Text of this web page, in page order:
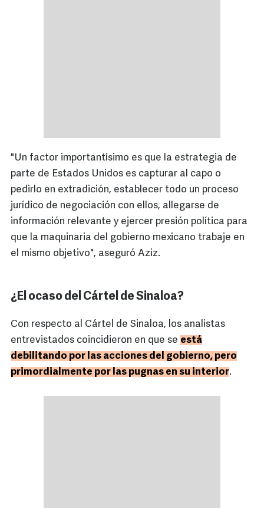
"Un factor importantísimo es que la estrategia de
parte de Estados Unidos es capturar al capo o
pedirlo en extradición, establecer todo un proceso
jurídico de negociación con ellos, allegarse de
información relevante y ejercer presión política para
que la maquinaria del gobierno mexicano trabaje en
el mismo objetivo", aseguró Aziz.
¿El ocaso del Cártel de Sinaloa?
Con respecto al Cártel de Sinaloa, los analistas
entrevistados coincidieron en que se está
debilitando por las acciones del gobierno, pero
primordialmente por las pugnas en su interior.